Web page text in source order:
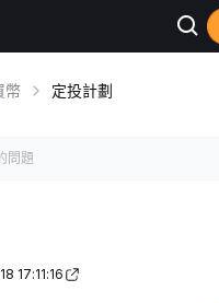
幣 定投計劃
17:11:16